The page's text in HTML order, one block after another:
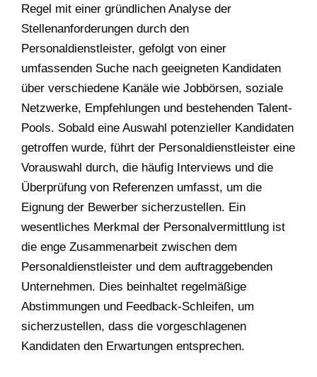
Regel mit einer gründlichen Analyse der
Stellenanforderungen durch den
Personaldienstleister, gefolgt von einer
umfassenden Suche nach geeigneten Kandidaten
über verschiedene Kanäle wie Jobbörsen, soziale
Netzwerke, Empfehlungen und bestehenden Talent-
Pools. Sobald eine Auswahl potenzieller Kandidaten
getroffen wurde, führt der Personaldienstleister eine
Vorauswahl durch, die häufig Interviews und die
Überprüfung von Referenzen umfasst, um die
Eignung der Bewerber sicherzustellen. Ein
wesentliches Merkmal der Personalvermittlung ist
die enge Zusammenarbeit zwischen dem
Personaldienstleister und dem auftraggebenden
Unternehmen. Dies beinhaltet regelmäßige
Abstimmungen und Feedback-Schleifen, um
sicherzustellen, dass die vorgeschlagenen
Kandidaten den Erwartungen entsprechen.